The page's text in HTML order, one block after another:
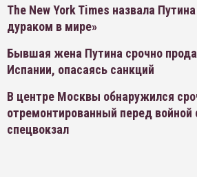
The New York Times назвала
дураком в мире»
Бывшая жена Путина срочно
Испании, опасаясь санкций
В центре Москвы обнаружился
отремонтированный перед войной
спецвокзал